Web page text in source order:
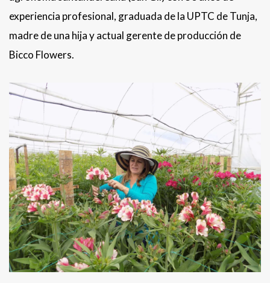
experiencia profesional, graduada de la UPTC de Tunja,
madre de una hija y actual gerente de producción de
Bicco Flowers.